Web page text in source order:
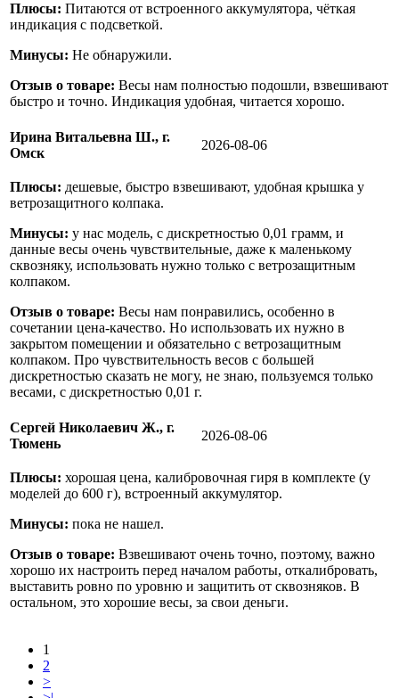
Плюсы: Питаются от встроенного аккумулятора, чёткая
индикация с подсветкой.
Минусы: Не обнаружили.
Отзыв о товаре: Весы нам полностью подошли, взвешивают
быстро и точно. Индикация удобная, читается хорошо.
Ирина Витальевна Ш., г.
Омск
2026-08-06
Плюсы: дешевые, быстро взвешивают, удобная крышка у
ветрозащитного колпака.
Минусы: у нас модель, с дискретностью 0,01 грамм, и
данные весы очень чувствительные, даже к маленькому
сквозняку, использовать нужно только с ветрозащитным
колпаком.
Отзыв о товаре: Весы нам понравились, особенно в
сочетании цена-качество. Но использовать их нужно в
закрытом помещении и обязательно с ветрозащитным
колпаком. Про чувствительность весов с большей
дискретностью сказать не могу, не знаю, пользуемся только
весами, с дискретностью 0,01 г.
Сергей Николаевич Ж., г.
Тюмень
2026-08-06
Плюсы: хорошая цена, калибровочная гиря в комплекте (у
моделей до 600 г), встроенный аккумулятор.
Минусы: пока не нашел.
Отзыв о товаре: Взвешивают очень точно, поэтому, важно
хорошо их настроить перед началом работы, откалибровать,
выставить ровно по уровню и защитить от сквозняков. В
остальном, это хорошие весы, за свои деньги.
1
2
>